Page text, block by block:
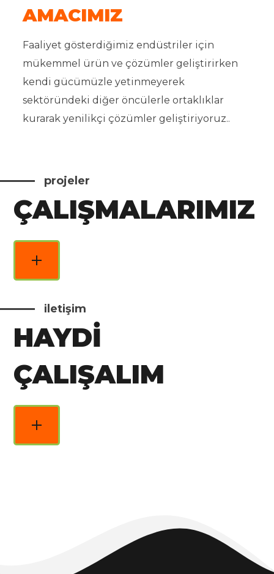
AMACIMIZ
Faaliyet gösterdiğimiz endüstriler için
mükemmel ürün ve çözümler geliştirirken
kendi gücümüzle yetinmeyerek
sektöründeki diğer öncülerle ortaklıklar
kurarak yenilikçi çözümler geliştiriyoruz..
projeler
ÇALIŞMALARIMIZ
iletişim
HAYDİ
ÇALIŞALIM